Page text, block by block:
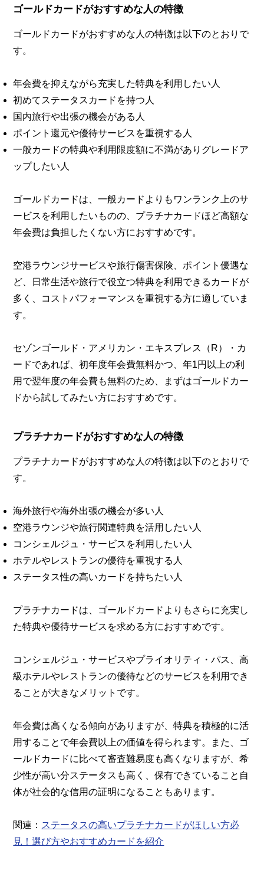
ゴールドカードがおすすめな人の特徴
ゴールドカードがおすすめな人の特徴は以下のとおりで
す。
年会費を抑えながら充実した特典を利用したい人
初めてステータスカードを持つ人
国内旅行や出張の機会がある人
ポイント還元や優待サービスを重視する人
一般カードの特典や利用限度額に不満がありグレードア
ップしたい人
ゴールドカードは、一般カードよりもワンランク上のサ
ービスを利用したいものの、プラチナカードほど高額な
年会費は負担したくない方におすすめです。
空港ラウンジサービスや旅行傷害保険、ポイント優遇な
ど、日常生活や旅行で役立つ特典を利用できるカードが
多く、コストパフォーマンスを重視する方に適していま
す。
セゾンゴールド・アメリカン・エキスプレス（R）・カ
ードであれば、初年度年会費無料かつ、年1円以上の利
用で翌年度の年会費も無料のため、まずはゴールドカー
ドから試してみたい方におすすめです。
プラチナカードがおすすめな人の特徴
プラチナカードがおすすめな人の特徴は以下のとおりで
す。
海外旅行や海外出張の機会が多い人
空港ラウンジや旅行関連特典を活用したい人
コンシェルジュ・サービスを利用したい人
ホテルやレストランの優待を重視する人
ステータス性の高いカードを持ちたい人
プラチナカードは、ゴールドカードよりもさらに充実し
た特典や優待サービスを求める方におすすめです。
コンシェルジュ・サービスやプライオリティ・パス、高
級ホテルやレストランの優待などのサービスを利用でき
ることが大きなメリットです。
年会費は高くなる傾向がありますが、特典を積極的に活
用することで年会費以上の価値を得られます。また、ゴ
ールドカードに比べて審査難易度も高くなりますが、希
少性が高い分ステータスも高く、保有できていること自
体が社会的な信用の証明になることもあります。
関連： ステータスの高いプラチナカードがほしい方必
見！選び方やおすすめカードを紹介